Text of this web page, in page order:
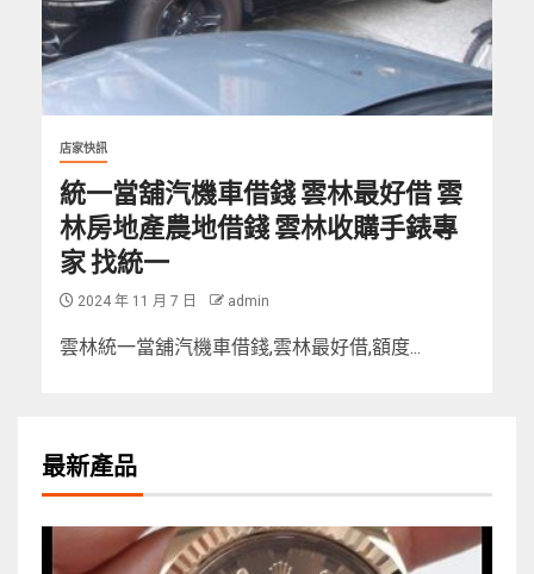
店家快訊
統一當舖汽機車借錢 雲林最好借 雲
林房地產農地借錢 雲林收購手錶專
家 找統一
2024 年 11 月 7 日 admin
雲林統一當舖汽機車借錢,雲林最好借,額度...
最新產品